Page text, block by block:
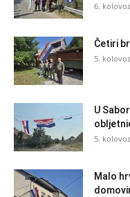
6.
Četiri
5.
U
5.
Malo